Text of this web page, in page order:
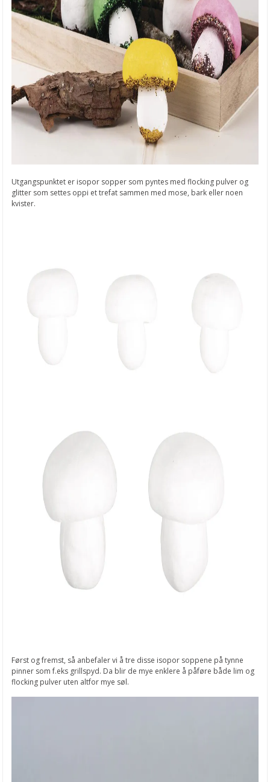
Utgangspunktet er isopor sopper som pyntes med flocking pulver og
glitter som settes oppi et trefat sammen med mose, bark eller noen
kvister.
Først og fremst, så anbefaler vi å tre disse isopor soppene på tynne
pinner som f.eks grillspyd. Da blir de mye enklere å påføre både lim og
flocking pulver uten altfor mye søl.